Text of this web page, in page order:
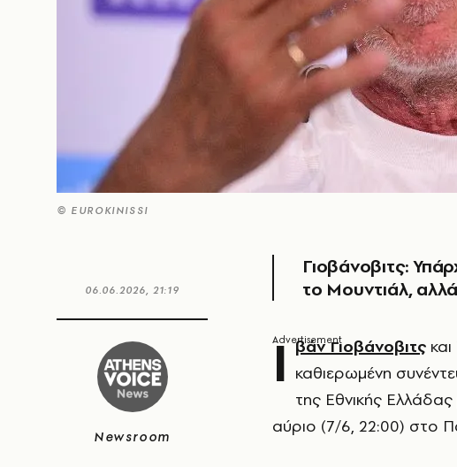
© EUROKINISSI
06.06.2026, 21:19
Newsroom
Γιοβάνοβιτς:
το Μουντιάλ,
Ι βάν Γιοβάνοβιτς
καθιερωμένη
της Εθνικής Ελλάδας
αύριο (7/6, 22:00) στο